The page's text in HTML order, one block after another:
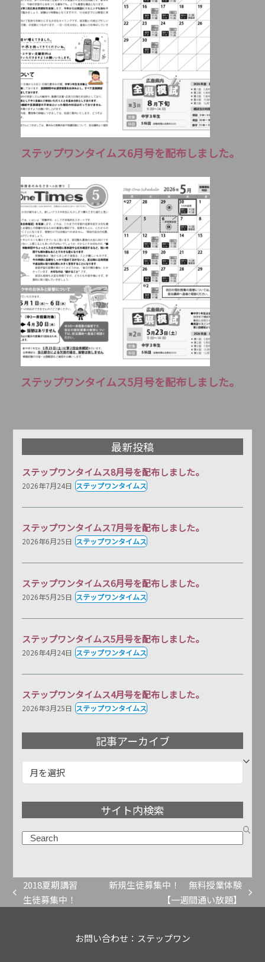
ステップワンタイムス6月号を配布しました。
ステップワンタイムス5月号を配布しました。
最新投稿
ステップワンタイムス8月号を配布しました。
2026年7月24日 ステップワンタイムス
ステップワンタイムス7月号を配布しました。
2026年6月25日 ステップワンタイムス
ステップワンタイムス6月号を配布しました。
2026年5月25日 ステップワンタイムス
ステップワンタイムス5月号を配布しました。
2026年4月24日 ステップワンタイムス
ステップワンタイムス4月号を配布しました。
2026年3月25日 ステップワンタイムス
記事アーカイブ
事
イ
サイト内検索
previous
2018夏期講習
生徒募集中！
新規生徒募集中！ 無料授業体験
【一週間通い放題】
お問い合わせ：ステップワン